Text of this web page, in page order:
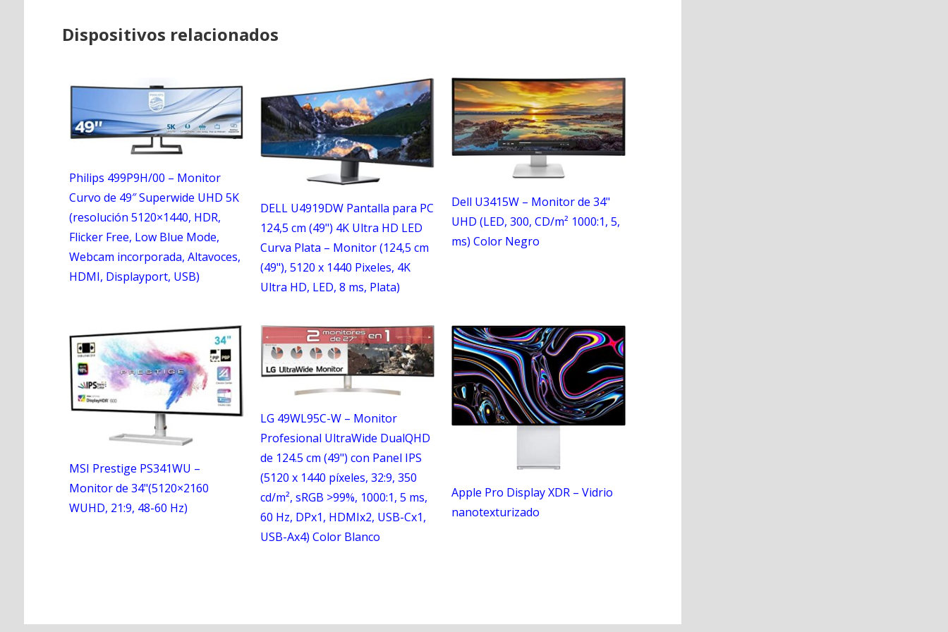
Dispositivos relacionados
Philips 499P9H/00 – Monitor
Curvo de 49″ Superwide UHD 5K
(resolución 5120×1440, HDR,
Flicker Free, Low Blue Mode,
Webcam incorporada, Altavoces,
HDMI, Displayport, USB)
DELL U4919DW Pantalla para PC
124,5 cm (49") 4K Ultra HD LED
Curva Plata – Monitor (124,5 cm
(49"), 5120 x 1440 Pixeles, 4K
Ultra HD, LED, 8 ms, Plata)
Dell U3415W – Monitor de 34"
UHD (LED, 300, CD/m² 1000:1, 5,
ms) Color Negro
MSI Prestige PS341WU –
Monitor de 34"(5120×2160
WUHD, 21:9, 48-60 Hz)
LG 49WL95C-W – Monitor
Profesional UltraWide DualQHD
de 124.5 cm (49") con Panel IPS
(5120 x 1440 píxeles, 32:9, 350
cd/m², sRGB >99%, 1000:1, 5 ms,
60 Hz, DPx1, HDMIx2, USB-Cx1,
USB-Ax4) Color Blanco
Apple Pro Display XDR – Vidrio
nanotexturizado